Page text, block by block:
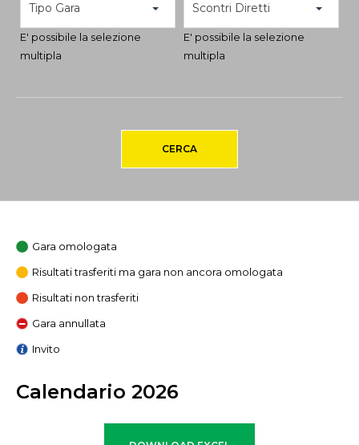
Tipo Gara
E' possibile la selezione
multipla
Scontri Diretti
E' possibile la selezione
multipla
CERCA
Gara omologata
Risultati trasferiti ma gara non ancora omologata
Risultati non trasferiti
Gara annullata
Invito
Calendario 2026